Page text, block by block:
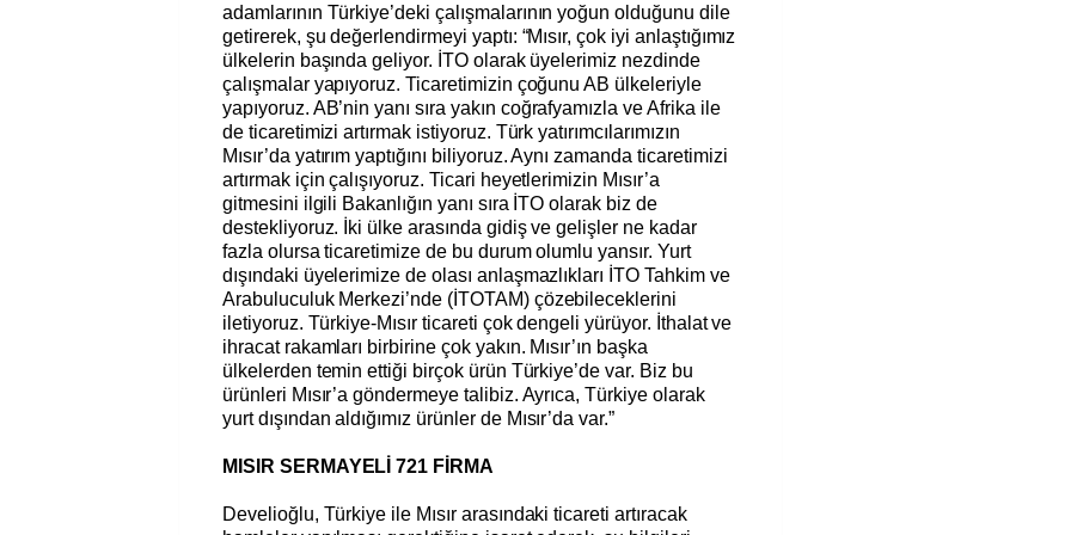
adamlarının Türkiye’deki çalışmalarının yoğun olduğunu dile
getirerek, şu değerlendirmeyi yaptı: “Mısır, çok iyi anlaştığımız
ülkelerin başında geliyor. İTO olarak üyelerimiz nezdinde
çalışmalar yapıyoruz. Ticaretimizin çoğunu AB ülkeleriyle
yapıyoruz. AB’nin yanı sıra yakın coğrafyamızla ve Afrika ile
de ticaretimizi artırmak istiyoruz. Türk yatırımcılarımızın
Mısır’da yatırım yaptığını biliyoruz. Aynı zamanda ticaretimizi
artırmak için çalışıyoruz. Ticari heyetlerimizin Mısır’a
gitmesini ilgili Bakanlığın yanı sıra İTO olarak biz de
destekliyoruz. İki ülke arasında gidiş ve gelişler ne kadar
fazla olursa ticaretimize de bu durum olumlu yansır. Yurt
dışındaki üyelerimize de olası anlaşmazlıkları İTO Tahkim ve
Arabuluculuk Merkezi’nde (İTOTAM) çözebileceklerini
iletiyoruz. Türkiye-Mısır ticareti çok dengeli yürüyor. İthalat ve
ihracat rakamları birbirine çok yakın. Mısır’ın başka
ülkelerden temin ettiği birçok ürün Türkiye’de var. Biz bu
ürünleri Mısır’a göndermeye talibiz. Ayrıca, Türkiye olarak
yurt dışından aldığımız ürünler de Mısır’da var.”
MISIR SERMAYELİ 721 FİRMA
Develioğlu, Türkiye ile Mısır arasındaki ticareti artıracak